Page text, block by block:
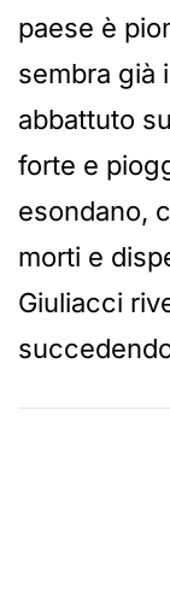
paese è
sembra già
abbattuto
forte e
esondano,
morti e
Giuliacci